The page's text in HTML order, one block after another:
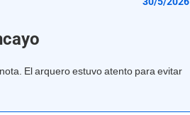
El arquero estuvo atento para evitar